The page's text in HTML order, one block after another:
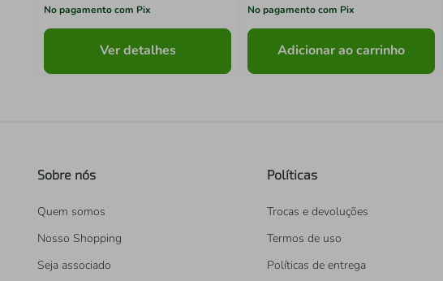
No pagamento com Pix
Ver detalhes
No pagamento com Pix
Adicionar ao carrinho
Sobre nós
Quem somos
Nosso Shopping
Seja associado
Políticas
Trocas e devoluções
Termos de uso
Políticas de entrega